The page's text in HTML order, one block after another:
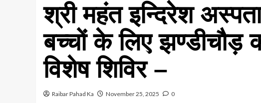
श्री महंत इन्दिरेश
बच्चों के लिए झण्डीचौड़
विशेष शिविर –
Raibar Pahad Ka November 25, 2025 0